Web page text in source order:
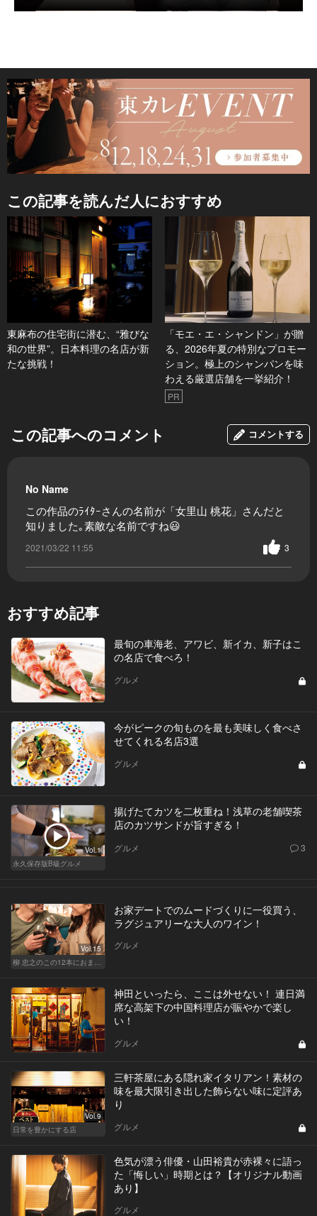
この記事を読んだ人におすすめ
東麻布の住宅街に潜む、“雅びな
和の世界”。日本料理の名店が新
たな挑戦！
「モエ・エ・シャンドン」が贈
る、2026年夏の特別なプロモー
ション。極上のシャンパンを味
わえる厳選店舗を一挙紹介！
PR
この記事へのコメント コメントする
No Name
この作品のﾗｲﾀｰさんの名前が「女里山 桃花」さんだと
知りました｡素敵な名前ですね😃
2021/03/22 11:55 3
おすすめ記事
最旬の車海老、アワビ、新イカ、新子はこ
の名店で食べろ！
グルメ
今がピークの旬ものを最も美味しく食べさ
せてくれる名店3選
グルメ
Vol.1
永久保存版B級グルメ
揚げたてカツを二枚重ね！浅草の老舗喫茶
店のカツサンドが旨すぎる！
グルメ 3
Vol.15
柳 忠之のこの12本におまかせ
お家デートでのムードづくりに一役買う、
ラグジュアリーな大人のワイン！
グルメ
神田といったら、ここは外せない！ 連日満
席な高架下の中国料理店が賑やかで楽し
い！
グルメ
Vol.9
日常を豊かにする店
三軒茶屋にある隠れ家イタリアン！素材の
味を最大限引き出した飾らない味に定評あ
り
グルメ
色気が漂う俳優・山田裕貴が赤裸々に語っ
た「悔しい」時期とは？【オリジナル動画
あり】
グルメ